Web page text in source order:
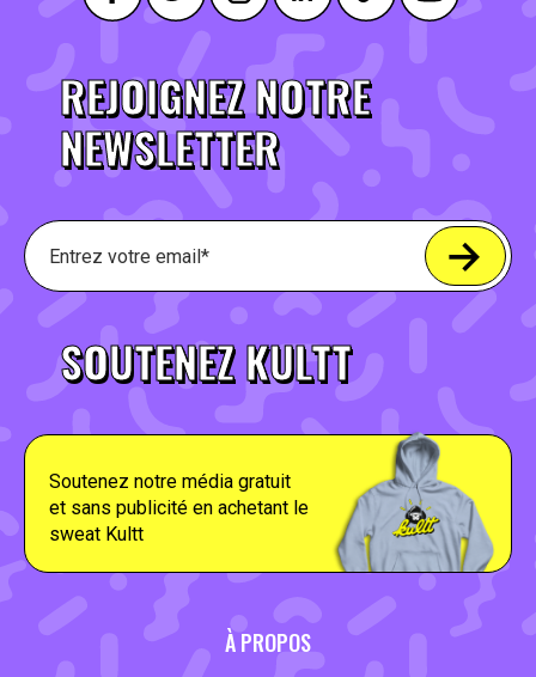
REJOIGNEZ NOTRE
NEWSLETTER
SOUTENEZ KULTT
Soutenez notre média gratuit
et sans publicité en achetant le
sweat Kultt
À PROPOS